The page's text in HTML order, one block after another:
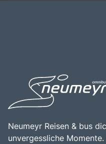
Neumeyr Reisen & bus
unvergessliche